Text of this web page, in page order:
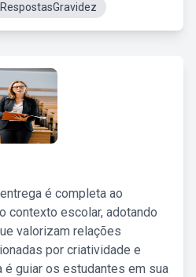
é completa ao
contexto escolar, adotando
valorizam relações
por criatividade e
é guiar os estudantes em sua